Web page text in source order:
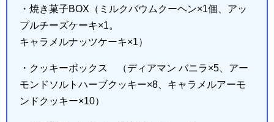
・焼き菓子BOX（ミルクバウムクーヘン×1個、アッ
プルチーズケーキ×1。
キャラメルナッツケーキ×1）
・クッキーボックス （ディアマン バニラ×5、アー
モンドソルトハーブクッキー×8、キャラメルアーモ
ンドクッキー×10）